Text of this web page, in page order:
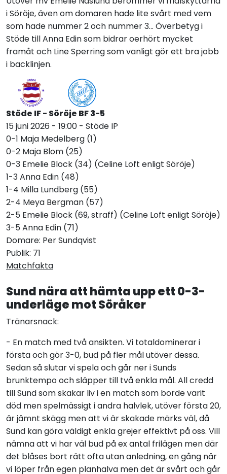
i Söröje, även om domaren hade lite svårt med vem
som hade nummer 2 och nummer 3... Överbetyg i
Stöde till Anna Edin som bidrar oerhört mycket
framåt och Line Sperring som vanligt gör ett bra jobb
i backlinjen.
Stöde IF - Söröje BF 3-5
15 juni 2026 - 19:00 - Stöde IP
0-1 Maja Medelberg (1)
0-2 Maja Blom (25)
0-3 Emelie Block (34) (Celine Loft enligt Söröje)
1-3 Anna Edin (48)
1-4 Milla Lundberg (55)
2-4 Meya Bergman (57)
2-5 Emelie Block (69, straff) (Celine Loft enligt Söröje)
3-5 Anna Edin (71)
Domare: Per Sundqvist
Publik: 71
Matchfakta
Sund nära att hämta upp ett 0-3-
underläge mot Söråker
Tränarsnack:
- En match med två ansikten. Vi totaldominerar i
första och gör 3-0, bud på fler mål utöver dessa.
Sedan så slutar vi spela och går ner i Sunds
brunktempo och släpper till två enkla mål. All credd
till Sund som skakar liv i en match som borde varit
död men spelmässigt i andra halvlek, utöver första 20,
är jämnt skägg men att vi är skakade märks väl, då
Sund kan göra väldigt enkla grejer effektivt på oss. Vill
nämna att vi har väl bud på ex antal frilägen men där
det blåses bort rätt ofta utan anledning, en gång när
vi löper från egen planhalva men det är svårt och går